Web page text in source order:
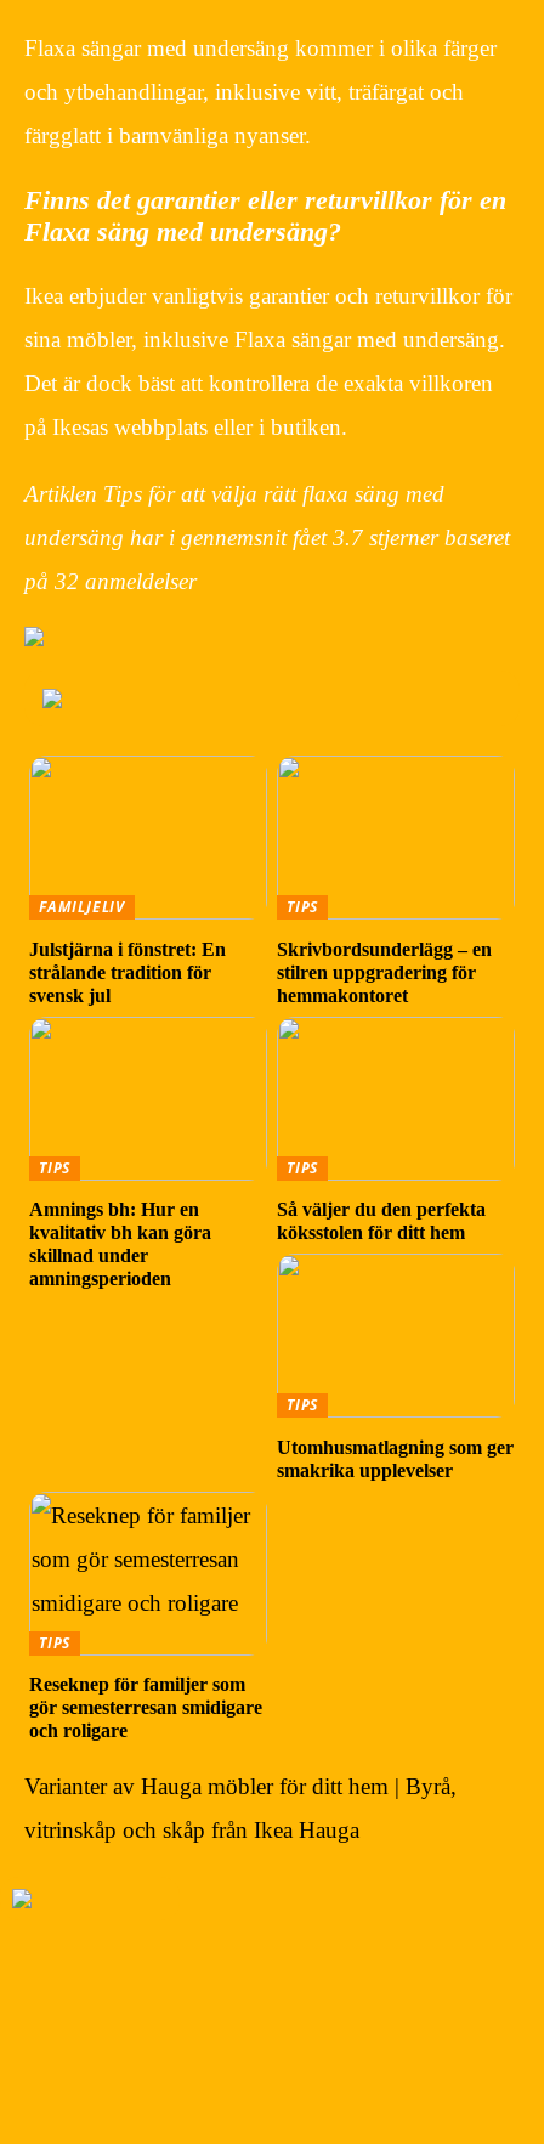
Flaxa sängar med undersäng kommer i olika färger
och ytbehandlingar, inklusive vitt, träfärgat och
färgglatt i barnvänliga nyanser.
Finns det garantier eller returvillkor för en
Flaxa säng med undersäng?
Ikea erbjuder vanligtvis garantier och returvillkor för
sina möbler, inklusive Flaxa sängar med undersäng.
Det är dock bäst att kontrollera de exakta villkoren
på Ikesas webbplats eller i butiken.
Artiklen Tips för att välja rätt flaxa säng med
undersäng har i gennemsnit fået3.7 stjerner baseret
på 32 anmeldelser
FAMILJELIV
Julstjärna i fönstret: En
strålande tradition för
svensk jul
TIPS
Skrivbordsunderlägg – en
stilren uppgradering för
hemmakontoret
TIPS
Amnings bh: Hur en
kvalitativ bh kan göra
skillnad under
amningsperioden
TIPS
Så väljer du den perfekta
köksstolen för ditt hem
TIPS
Utomhusmatlagning som ger
smakrika upplevelser
TIPS
Reseknep för familjer som
gör semesterresan smidigare
och roligare
Varianter av Hauga möbler för ditt hem | Byrå,
vitrinskåp och skåp från Ikea Hauga